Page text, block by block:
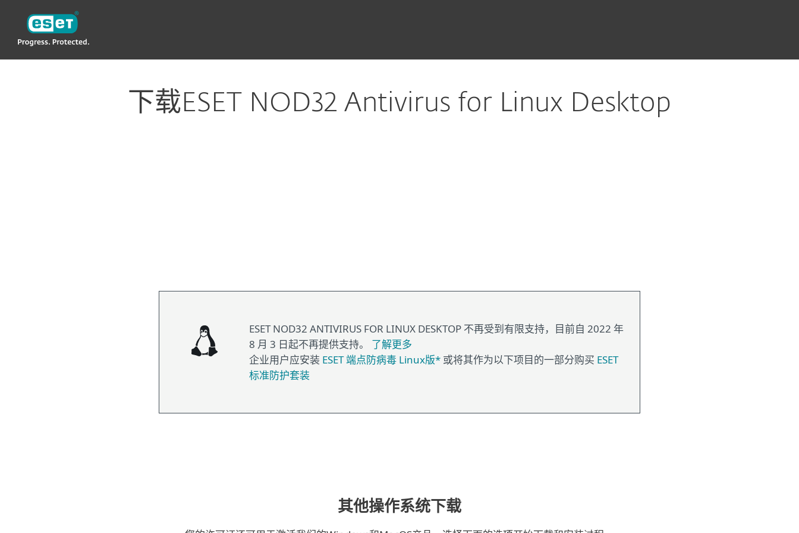
下载ESET NOD32 Antivirus for Linux Desktop
ESET NOD32 ANTIVIRUS FOR LINUX DESKTOP 不再受到有限支持，目前自 2022 年
8 月 3 日起不再提供支持。 了解更多
企业用户应安装 ESET 端点防病毒 Linux版* 或将其作为以下项目的一部分购买 ESET
标准防护套装
其他操作系统下载
CN—New适用于家庭用户
ESET